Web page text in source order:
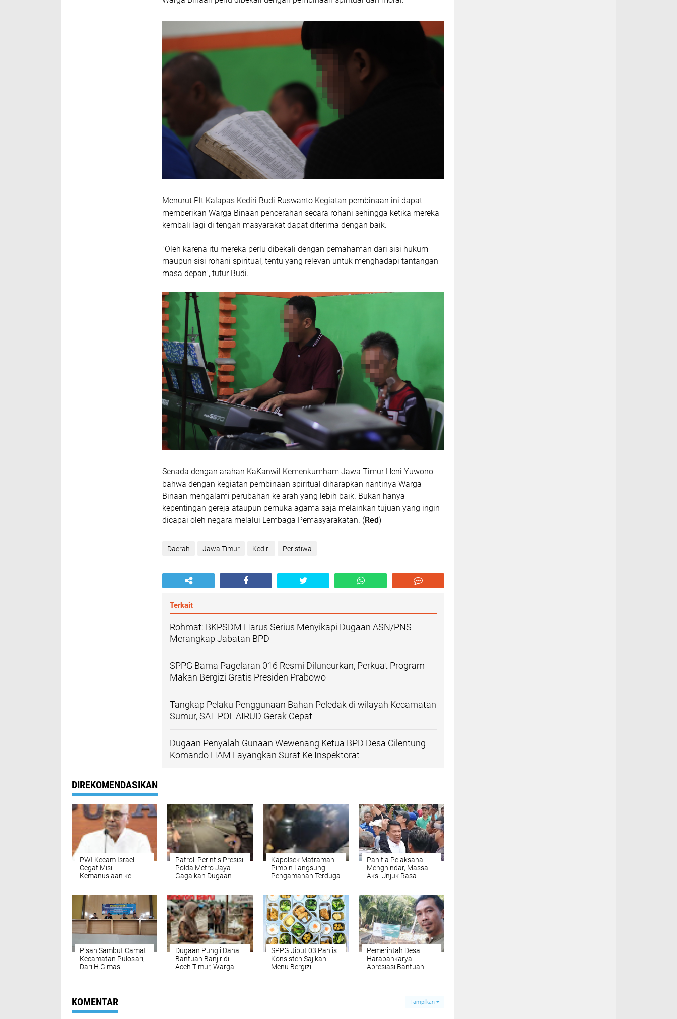
Menurut Plt Kalapas Kediri Budi Ruswanto Kegiatan pembinaan ini dapat
memberikan Warga Binaan pencerahan secara rohani sehingga ketika mereka
kembali lagi di tengah masyarakat dapat diterima dengan baik.
"Oleh karena itu mereka perlu dibekali dengan pemahaman dari sisi hukum
maupun sisi rohani spiritual, tentu yang relevan untuk menghadapi tantangan
masa depan", tutur Budi.
Senada dengan arahan KaKanwil Kemenkumham Jawa Timur Heni Yuwono
bahwa dengan kegiatan pembinaan spiritual diharapkan nantinya Warga
Binaan mengalami perubahan ke arah yang lebih baik. Bukan hanya
kepentingan gereja ataupun pemuka agama saja melainkan tujuan yang ingin
dicapai oleh negara melalui Lembaga Pemasyarakatan. (Red)
Daerah Jawa Timur Kediri Peristiwa
Terkait
Rohmat: BKPSDM Harus Serius Menyikapi Dugaan ASN/PNS
Merangkap Jabatan BPD
SPPG Bama Pagelaran 016 Resmi Diluncurkan, Perkuat Program
Makan Bergizi Gratis Presiden Prabowo
Tangkap Pelaku Penggunaan Bahan Peledak di wilayah Kecamatan
Sumur, SAT POL AIRUD Gerak Cepat
Dugaan Penyalah Gunaan Wewenang Ketua BPD Desa Cilentung
Komando HAM Layangkan Surat Ke Inspektorat
DIREKOMENDASIKAN
‎PWI Kecam Israel
Cegat Misi
Kemanusiaan ke
Kontak‎‎
‎Patroli Perintis Presisi
Polda Metro Jaya
Gagalkan Dugaan
‎Kapolsek Matraman
Pimpin Langsung
Pengamanan Terduga
Permukiman Warga
Pisangan Baru‎
Panitia Pelaksana
Menghindar, Massa
Aksi Unjuk Rasa
Pisah Sambut Camat
Kecamatan Pulosari,
Dari H.Gimas
Hidmat
‎Dugaan Pungli Dana
Bantuan Banjir di
Aceh Timur, Warga
SPPG Jiput 03 Paniis
Konsisten Sajikan
Menu Bergizi
Pemerintah Desa
Harapankarya
Apresiasi Bantuan
KOMENTAR Tampilkan